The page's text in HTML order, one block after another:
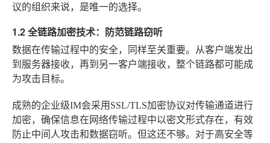
议的组织来说，是唯一的选择。
1.2 全链路加密技术：防范链路窃听
数据在传输过程中的安全，同样至关重要。从客户端发出
到服务器接收，再到另一客户端接收，整个链路都可能成
为攻击目标。
成熟的企业级IM会采用SSL/TLS加密协议对传输通道进行
加密，确保信息在网络传输过程中以密文形式存在，有效
防止中间人攻击和数据窃听。但这还不够。对于高安全等